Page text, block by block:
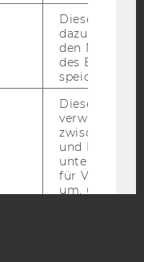
Dieser
dazu
den
des
speichern.
Dieses
verwendet,
zwischen
und Bots zu
für Vimeo
um, um